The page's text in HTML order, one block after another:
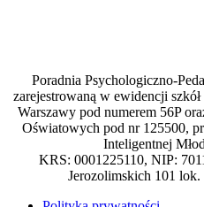
Poradnia Psychologiczno-
zarejestrowaną w ewidencji
Warszawy pod numerem 56P
Oświatowych pod nr 125500,
Inteligentnej
KRS: 0001225110, NIP:
Jerozolimskich 101 lok.